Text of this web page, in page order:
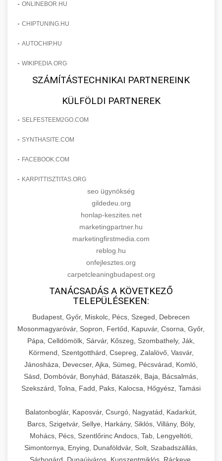
- ONLINEBOR.HU
- CHIPTUNING.HU
- AUTOCHIP.HU
- WIKIPEDIA.ORG
SZÁMÍTÁSTECHNIKAI PARTNEREINK
KÜLFÖLDI PARTNEREK
- SELFESTEEM2GO.COM
- SYNTHASITE.COM
- FACEBOOK.COM
- KARPITTISZTITAS.ORG
seo ügynökség
gildedeu.org
honlap-keszites.net
marketingpartner.hu
marketingfirstmedia.com
reblog.hu
onfejlesztes.org
carpetcleaningbudapest.org
TANÁCSADÁS A KÖVETKEZŐ
TELEPÜLÉSEKEN:
Budapest, Győr, Miskolc, Pécs, Szeged, Debrecen
Mosonmagyaróvár, Sopron, Fertőd, Kapuvár, Csorna, Győr,
Pápa, Celldömölk, Sárvár, Kőszeg, Szombathely, Ják,
Körmend, Szentgotthárd, Csepreg, Zalalövő, Vasvár,
Jánosháza, Devecser, Ajka, Sümeg, Pécsvárad, Komló,
Sásd, Dombóvár, Bonyhád, Bátaszék, Baja, Bácsalmás,
Szekszárd, Tolna, Fadd, Paks, Kalocsa, Hőgyész, Tamási
Balatonboglár, Kaposvár, Csurgó, Nagyatád, Kadarkút,
Barcs, Szigetvár, Sellye, Harkány, Siklós, Villány, Bóly,
Mohács, Pécs, Szentlőrinc Andocs, Tab, Lengyeltóti,
Simontornya, Enying, Dunaföldvár, Solt, Szabadszállás,